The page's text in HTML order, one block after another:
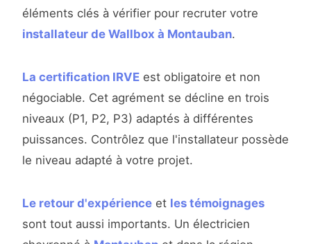
éléments clés à vérifier pour recruter votre
installateur de Wallbox à Montauban.
La certification IRVE est obligatoire et non
négociable. Cet agrément se décline en trois
niveaux (P1, P2, P3) adaptés à différentes
puissances. Contrôlez que l'installateur possède
le niveau adapté à votre projet.
Le retour d'expérience et les témoignages
sont tout aussi importants. Un électricien